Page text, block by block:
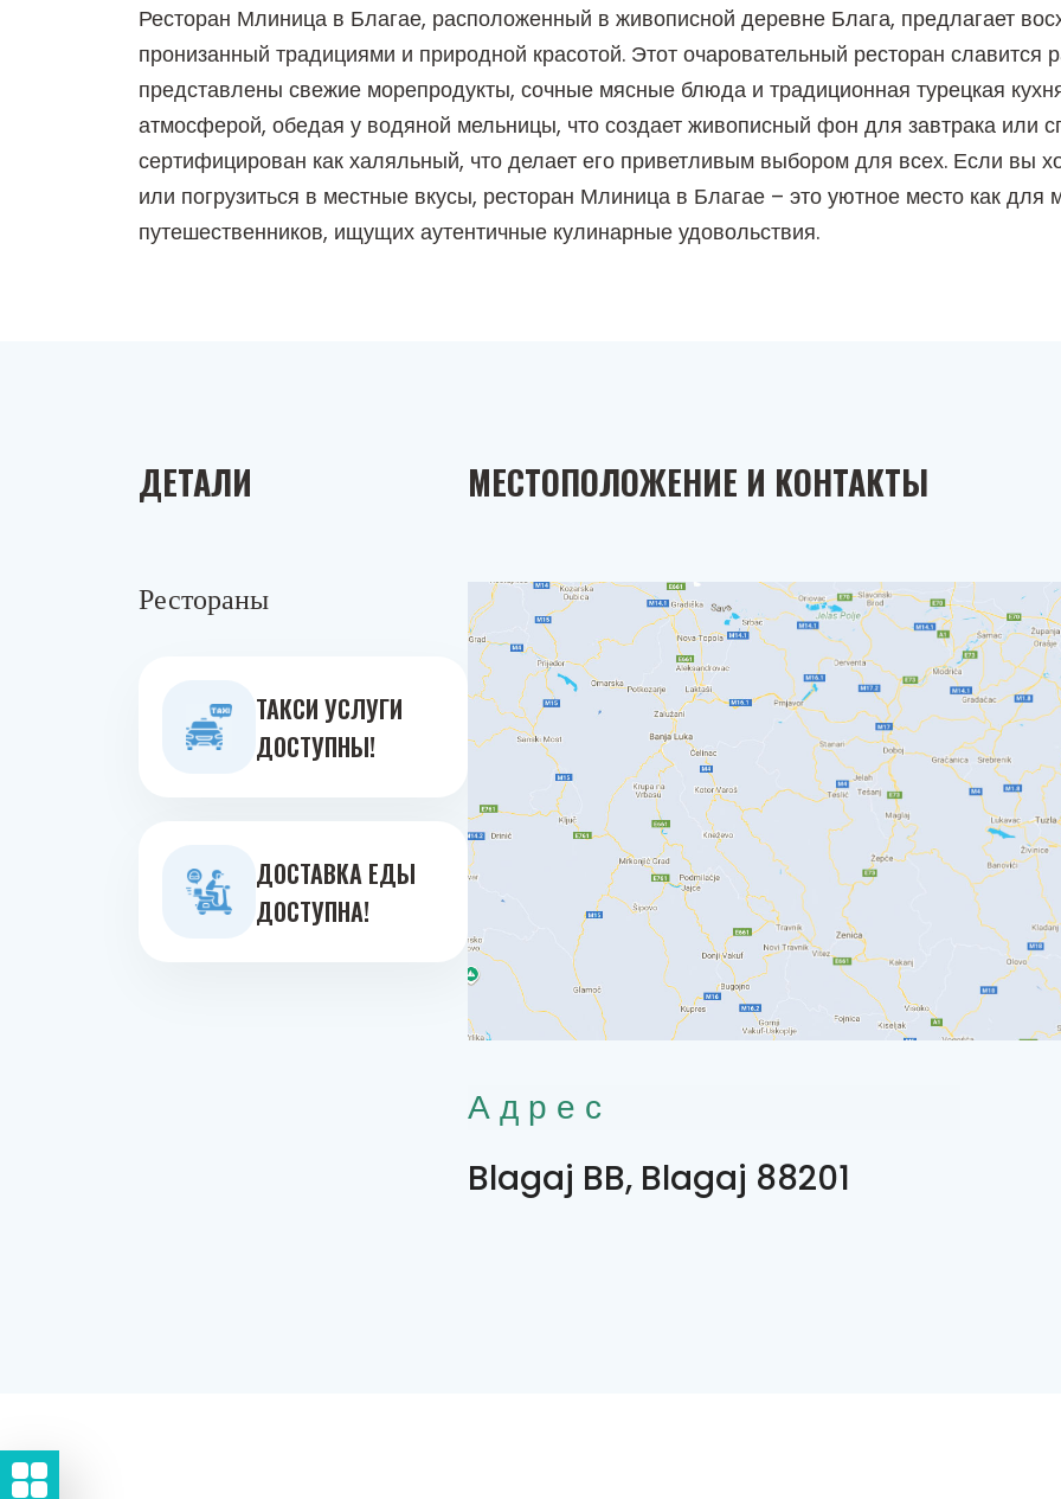
Ресторан Млиница в Благае, расположенный в живописной деревне Блага, предлагает
пронизанный традициями и природной красотой. Этот очаровательный ресторан
представлены свежие морепродукты, сочные мясные блюда и традиционная турецкая
атмосферой, обедая у водяной мельницы, что создает живописный фон для завтрака или
сертифицирован как халяльный, что делает его приветливым выбором для всех. Если вы
или погрузиться в местные вкусы, ресторан Млиница в Благае – это уютное место как для
путешественников, ищущих аутентичные кулинарные удовольствия.
ДЕТАЛИ
Рестораны
ТАКСИ УСЛУГИ
ДОСТУПНЫ!
ДОСТАВКА ЕДЫ
ДОСТУПНА!
МЕСТОПОЛОЖЕНИЕ И КОНТАКТЫ
Адрес
Blagaj BB, Blagaj 88201